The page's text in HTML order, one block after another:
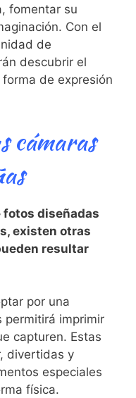
fomentar su
Con el
de
descubrir el
⁢de expresión
cámaras
fotos diseñadas
existen otras
resultar
⁤por una
permitirá imprimir
capturen. Estas
divertidas y
especiales
física.